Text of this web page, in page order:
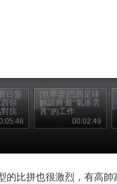
日盤
領
抗
[世界盃]巴西足球
解説員 最“氣衝雲
霄”的工作
00:02:49
的比拼也很激烈，有高